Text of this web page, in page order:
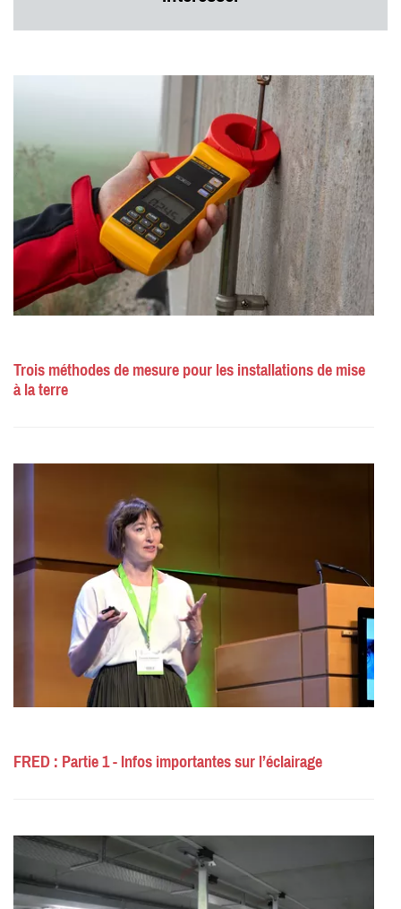
Trois méthodes de mesure pour les installations de mise
à la terre
FRED : Partie 1 - Infos importantes sur l’éclairage